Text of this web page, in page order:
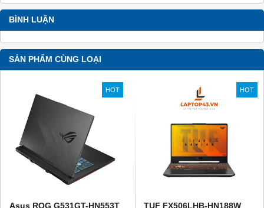
BÌNH LUẬN
SẢN PHẨM CÙNG LOẠI
HOT
Asus ROG G531GT-HN553T
HOT
TUF FX506LHB-HN188W